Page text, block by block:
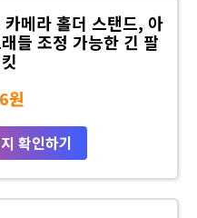
메라 홀더 스탠드, 아
들 조정 가능한 긴 팔
원
확인하기